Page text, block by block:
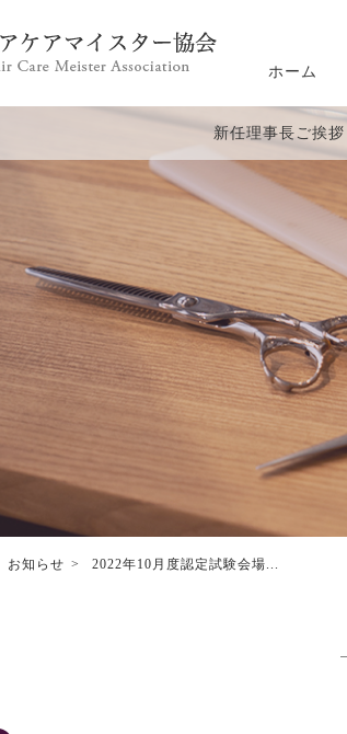
ホーム
新任理事長ご挨拶
お知らせ 2022年10月度認定試験会場...